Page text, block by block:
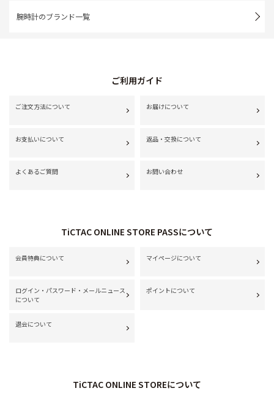
腕時計のブランド一覧
ご利用ガイド
ご注文方法について お届けについて
お支払いについて 返品・交換について
よくあるご質問 お問い合わせ
TiCTAC ONLINE STORE PASSについて
会員特典について マイページについて
ログイン・パスワード・メールニュース
について
ポイントについて
退会について
TiCTAC ONLINE STOREについて